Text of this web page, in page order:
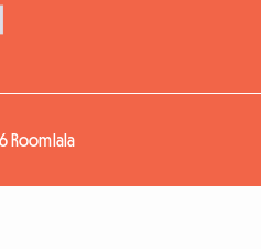
Roomlala